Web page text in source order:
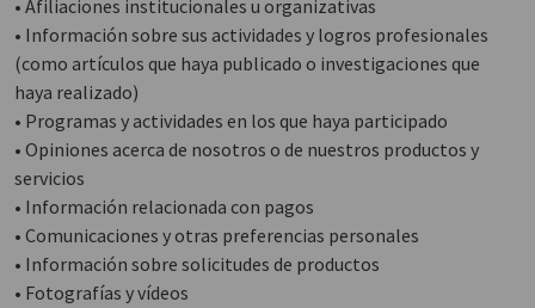
• Afiliaciones institucionales u organizativas
• Información sobre sus actividades y logros profesionales
(como artículos que haya publicado o investigaciones que
haya realizado)
• Programas y actividades en los que haya participado
• Opiniones acerca de nosotros o de nuestros productos y
servicios
• Información relacionada con pagos
• Comunicaciones y otras preferencias personales
• Información sobre solicitudes de productos
• Fotografías y vídeos